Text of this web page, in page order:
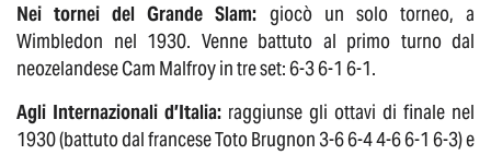
Nei tornei del Grande Slam: giocò un solo torneo, a
Wimbledon nel 1930. Venne battuto al primo turno dal
neozelandese Cam Malfroy in tre set: 6-3 6-1 6-1.
Agli Internazionali d’Italia: raggiunse gli ottavi di finale nel
1930 (battuto dal francese Toto Brugnon 3-6 6-4 4-6 6-1 6-3) e